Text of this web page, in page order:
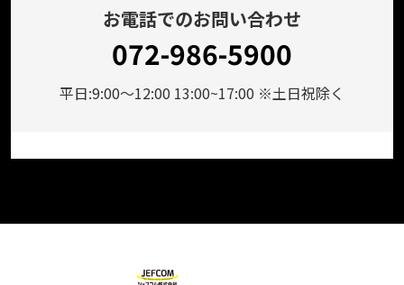
お電話でのお問い合わせ
072-986-5900
平日:9:00～12:00 13:00~17:00 ※土日祝除く